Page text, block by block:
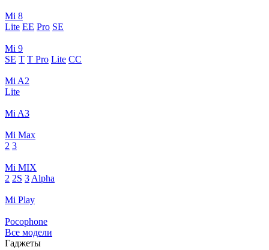
Mi 8
Lite EE Pro SE
Mi 9
SE T T Pro Lite CC
Mi A2
Lite
Mi A3
Mi Max
2 3
Mi MIX
2 2S 3 Alpha
Mi Play
Pocophone
Все модели
Гаджеты